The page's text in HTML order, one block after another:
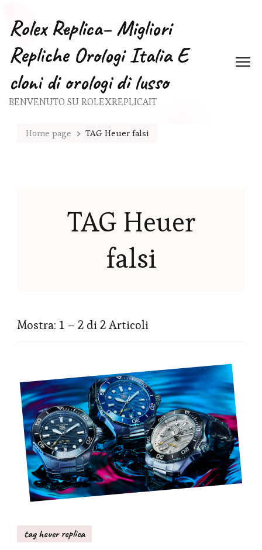
Rolex Replica– Migliori
Repliche Orologi Italia E
cloni di orologi di lusso
BENVENUTO SU ROLEXREPLICAIT
Home page TAG Heuer falsi
TAG Heuer
falsi
Mostra: 1 – 2 di 2 Articoli
tag heuer replica